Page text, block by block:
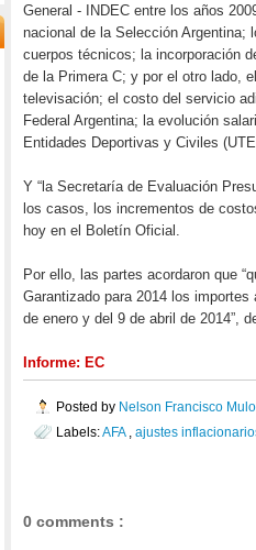
General - INDEC entre los años
nacional de la Selección Argentina;
cuerpos técnicos; la incorporación
de la Primera C; y por el otro lado,
televisación; el costo del servicio
Federal Argentina; la evolución
Entidades Deportivas y Civiles
Y “la Secretaría de Evaluación
los casos, los incrementos de
hoy en el Boletín Oficial.
Por ello, las partes acordaron que
Garantizado para 2014 los
de enero y del 9 de abril de 2014”,
Informe: EC
Posted by Nelson Francisco
Labels:AFA ajustes
0 comments :